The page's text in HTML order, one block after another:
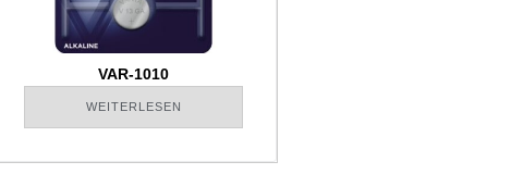
VAR-1010
WEITERLESEN